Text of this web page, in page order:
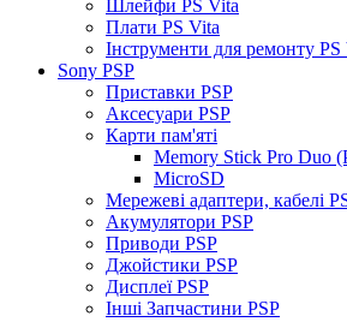
Шлейфи PS Vita
Плати PS Vita
Інструменти для ремонту PS
Sony PSP
Приставки PSP
Аксесуари PSP
Карти пам'яті
Memory Stick Pro Duo
MicroSD
Мережеві адаптери, кабелі
Акумулятори PSP
Приводи PSP
Джойстики PSP
Дисплеї PSP
Інші Запчастини PSP